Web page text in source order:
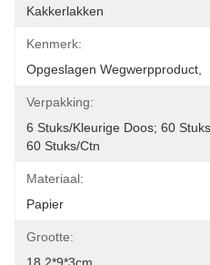
Kakkerlakken
Kenmerk:
Opgeslagen Wegwerpproduct,
Verpakking:
6 Stuks/kleurige Doos; 60
60 Stuks/ctn
Materiaal:
Papier
Grootte: